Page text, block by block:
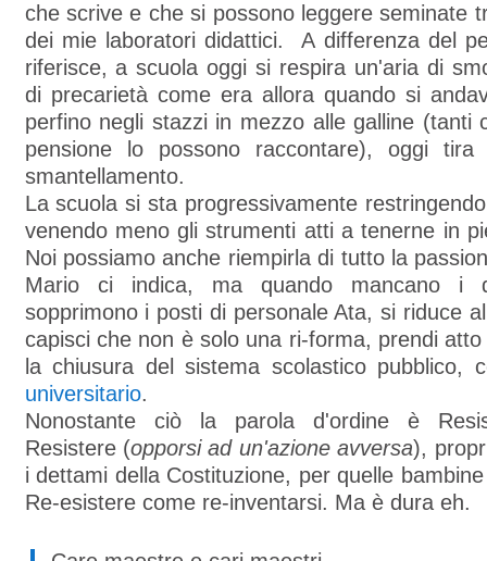
che scrive e che si possono leggere seminate
dei mie laboratori didattici. A differenza del
riferisce, a scuola oggi si respira un'aria di
di precarietà come era allora quando si
perfino negli stazzi in mezzo alle galline (tanti
pensione lo possono raccontare), oggi
smantellamento.
La scuola si sta progressivamente
venendo meno gli strumenti atti a tenerne in
Noi possiamo anche riempirla di tutto la
Mario ci indica, ma quando mancano i
sopprimono i posti di personale Ata, si riduce
capisci che non è solo una ri-forma, prendi
la chiusura del sistema scolastico pubblico,
universitario.
Nonostante ciò la parola d'ordine è
Resistere (opporsi ad un'azione avversa),
i dettami della Costituzione, per quelle
Re-esistere come re-inventarsi. Ma è dura eh.